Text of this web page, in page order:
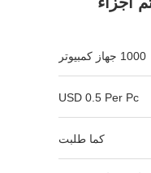
1000 جهاز كمبيوتر
USD 0.5 Per Pc
كما طلبت